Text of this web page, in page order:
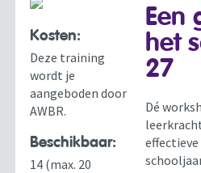
Kosten:
Deze training
wordt je
aangeboden door
AWBR.
Beschikbaar:
14 (max. 20
Een
het
27
Dé